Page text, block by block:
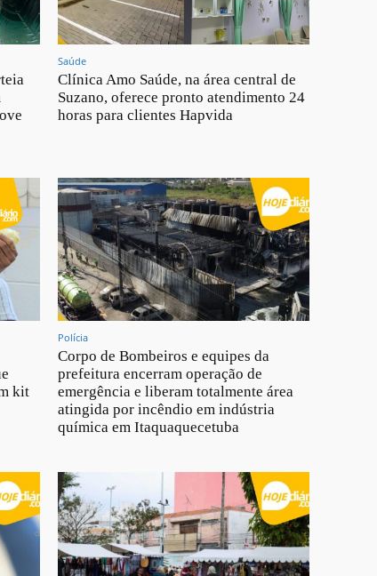
Saúde
Clínica Amo Saúde, na área central de
Suzano, oferece pronto atendimento 24
horas para clientes Hapvida
kit
Polícia
Corpo de Bombeiros e equipes da
prefeitura encerram operação de
emergência e liberam totalmente área
atingida por incêndio em indústria
química em Itaquaquecetuba